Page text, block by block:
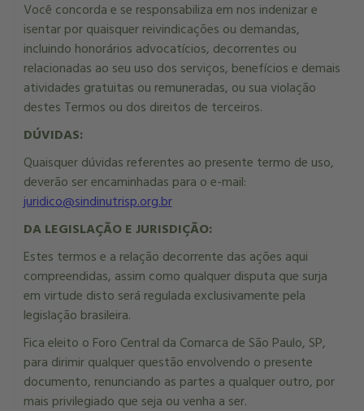
Você concorda e se responsabiliza em nos indenizar e
isentar por quaisquer reivindicações ou demandas,
incluindo honorários advocatícios, decorrentes ou
relacionadas ao seu uso dos serviços, benefícios e demais
atividades gratuitas ou remuneradas, ou sua violação
destes Termos ou dos direitos de terceiros.
DÚVIDAS:
Quaisquer dúvidas referentes ao presente termo de uso,
deverão ser encaminhadas para o e-mail:
juridico@sindinutrisp.org.br
DA LEGISLAÇÃO E JURISDIÇÃO:
Estes termos e a relação decorrente das ações aqui
compreendidas, assim como qualquer disputa que surja
em virtude disto será regulada exclusivamente pela
legislação brasileira.
Fica eleito o Foro Central da Comarca de São Paulo, SP,
para dirimir qualquer questão envolvendo o presente
documento, renunciando as partes a qualquer outro, por
mais privilegiado que seja ou venha a ser.